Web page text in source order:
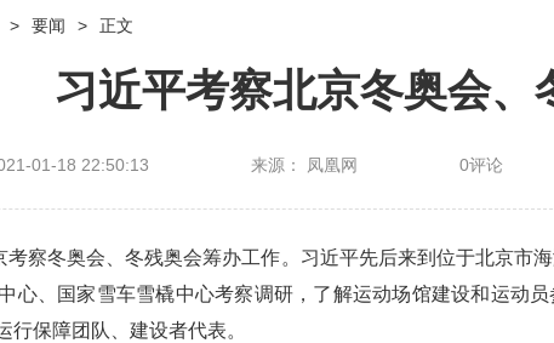
> 要闻 > 正文
习近平考察北京冬奥会、
01-18 22:50:13 来源： 凤凰网 0评论
考察冬奥会、冬残奥会筹办工作。习近平先后来到位于北京市
心、国家雪车雪橇中心考察调研，了解运动场馆建设和运动
保障团队、建设者代表。